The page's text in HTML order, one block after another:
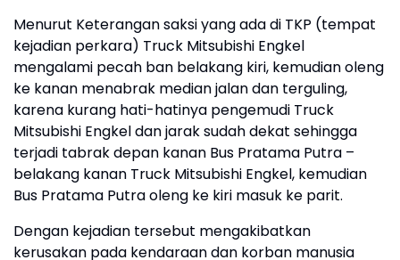
Menurut Keterangan saksi yang ada di TKP (tempat
kejadian perkara) Truck Mitsubishi Engkel
mengalami pecah ban belakang kiri, kemudian oleng
ke kanan menabrak median jalan dan terguling,
karena kurang hati-hatinya pengemudi Truck
Mitsubishi Engkel dan jarak sudah dekat sehingga
terjadi tabrak depan kanan Bus Pratama Putra –
belakang kanan Truck Mitsubishi Engkel, kemudian
Bus Pratama Putra oleng ke kiri masuk ke parit.
Dengan kejadian tersebut mengakibatkan
kerusakan pada kendaraan dan korban manusia